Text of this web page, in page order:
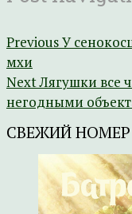
PreviousУ
мхи
NextЛягушки все
негодными
СВЕЖИЙ НОМЕР